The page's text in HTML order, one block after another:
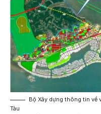
Bộ Xây dựng thông tin về
Tàu